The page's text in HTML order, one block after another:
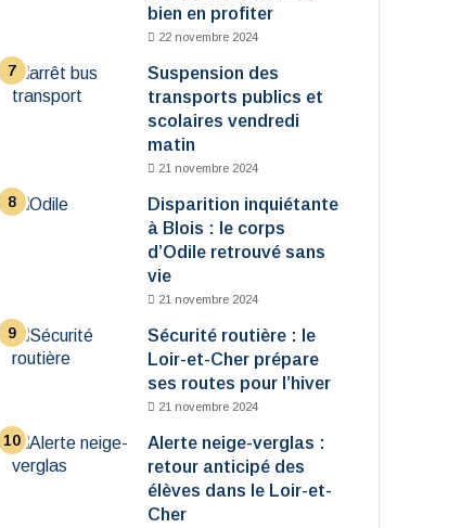
bien en profiter
22 novembre 2024
Suspension des
transports publics et
scolaires vendredi
matin
21 novembre 2024
Disparition inquiétante
à Blois : le corps
d’Odile retrouvé sans
vie
21 novembre 2024
Sécurité routière : le
Loir-et-Cher prépare
ses routes pour l’hiver
21 novembre 2024
Alerte neige-verglas :
retour anticipé des
élèves dans le Loir-et-
Cher